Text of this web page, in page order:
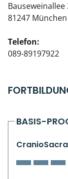
Bauseweinallee
81247 München
Telefon:
089-89197922
BASIS-
Klinische &
Live Online-